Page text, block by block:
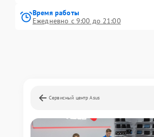
Время работы
Ежедневно с 9:00 до 21:00
Сервисный центр Asus